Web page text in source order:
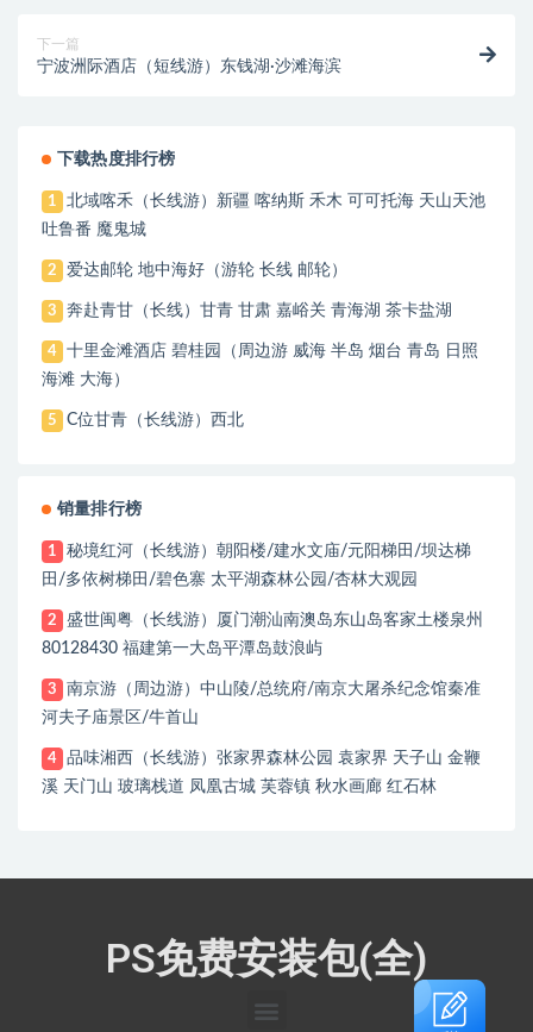
下一篇
宁波洲际酒店（短线游）东钱湖·沙滩海滨
下载热度排行榜
1
北域喀禾（长线游）新疆 喀纳斯 禾木 可可托海 天山天池
吐鲁番 魔鬼城
2 爱达邮轮 地中海好（游轮 长线 邮轮）
3 奔赴青甘（长线）甘青 甘肃 嘉峪关 青海湖 茶卡盐湖
4
十里金滩酒店 碧桂园（周边游 威海 半岛 烟台 青岛 日照
海滩 大海）
5 C位甘青（长线游）西北
销量排行榜
1
秘境红河（长线游）朝阳楼/建水文庙/元阳梯田/坝达梯
田/多依树梯田/碧色寨 太平湖森林公园/杏林大观园
2
盛世闽粤（长线游）厦门潮汕南澳岛东山岛客家土楼泉州
80128430 福建第一大岛平潭岛鼓浪屿
3
南京游（周边游）中山陵/总统府/南京大屠杀纪念馆秦准
河夫子庙景区/牛首山
4
品味湘西（长线游）张家界森林公园 袁家界 天子山 金鞭
溪 天门山 玻璃栈道 凤凰古城 芙蓉镇 秋水画廊 红石林
PS免费安装包(全)